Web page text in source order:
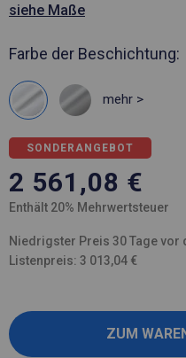
siehe Maße
Farbe der Beschichtung:
mehr >
SONDERANGEBOT
2 561,08 €
Enthält 20% Mehrwertsteuer
Niedrigster Preis 30 Tage vor
Listenpreis: 3 013,04 €